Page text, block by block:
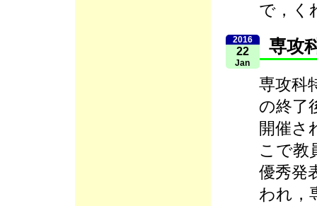
で，く
2016
22
Jan
専攻
専攻科
の終了
開催さ
こで教
優秀発
われ，